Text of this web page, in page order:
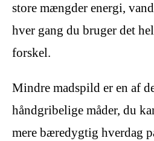
store mængder energi,
hver gang du bruger det
forskel.
Mindre madspild er en af
håndgribelige måder, du
mere bæredygtig hverdag